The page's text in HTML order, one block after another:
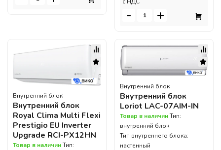
- +
Внутренний блок
Внутренний блок
Royal Clima Multi Flexi
Prestigio EU Inverter
Upgrade RCI-PX12HN
Товар в наличииТип:
Внутренний блок
Внутренний блок
Loriot LAC-07AIM-IN
Товар в наличииТип:
внутренний блок
Тип внутреннего блока:
настенный